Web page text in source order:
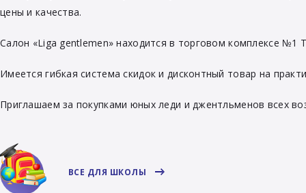
цены и качества.
Салон «Liga gentlemen» находится в торговом комплексе №1
Имеется гибкая система скидок и дисконтный товар на
Приглашаем за покупками юных леди и джентльменов всех
ВСЕ ДЛЯ ШКОЛЫ